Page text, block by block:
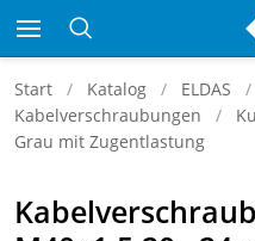
Start Katalog ELDAS
Kabelverschraubungen
Grau mit Zugentlastung